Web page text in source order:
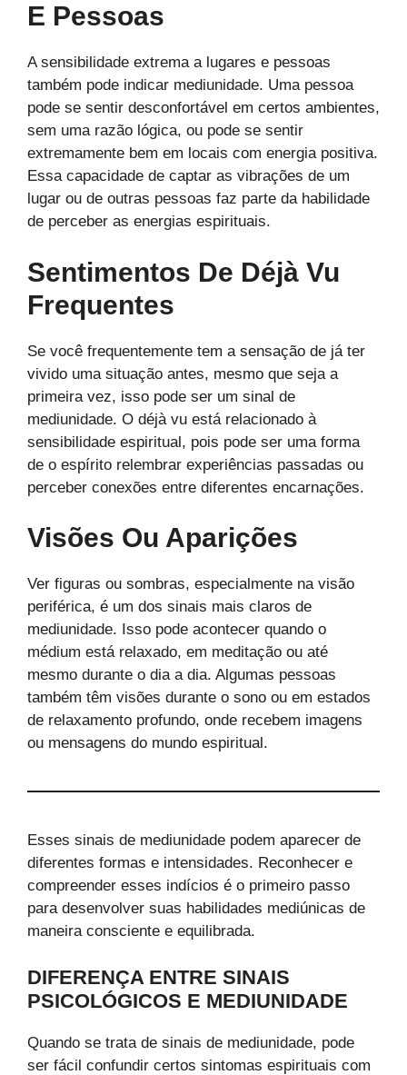
E Pessoas
A sensibilidade extrema a lugares e pessoas
também pode indicar mediunidade. Uma pessoa
pode se sentir desconfortável em certos ambientes,
sem uma razão lógica, ou pode se sentir
extremamente bem em locais com energia positiva.
Essa capacidade de captar as vibrações de um
lugar ou de outras pessoas faz parte da habilidade
de perceber as energias espirituais.
Sentimentos De Déjà Vu
Frequentes
Se você frequentemente tem a sensação de já ter
vivido uma situação antes, mesmo que seja a
primeira vez, isso pode ser um sinal de
mediunidade. O déjà vu está relacionado à
sensibilidade espiritual, pois pode ser uma forma
de o espírito relembrar experiências passadas ou
perceber conexões entre diferentes encarnações.
Visões Ou Aparições
Ver figuras ou sombras, especialmente na visão
periférica, é um dos sinais mais claros de
mediunidade. Isso pode acontecer quando o
médium está relaxado, em meditação ou até
mesmo durante o dia a dia. Algumas pessoas
também têm visões durante o sono ou em estados
de relaxamento profundo, onde recebem imagens
ou mensagens do mundo espiritual.
Esses sinais de mediunidade podem aparecer de
diferentes formas e intensidades. Reconhecer e
compreender esses indícios é o primeiro passo
para desenvolver suas habilidades mediúnicas de
maneira consciente e equilibrada.
DIFERENÇA ENTRE SINAIS
PSICOLÓGICOS E MEDIUNIDADE
Quando se trata de sinais de mediunidade, pode
ser fácil confundir certos sintomas espirituais com